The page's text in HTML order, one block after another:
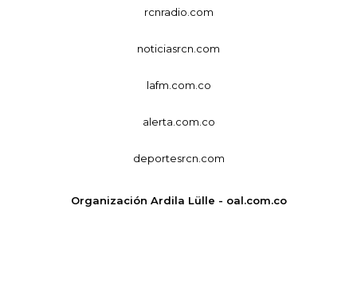
rcnradio.com
noticiasrcn.com
lafm.com.co
alerta.com.co
deportesrcn.com
Organización Ardila Lülle - oal.com.co